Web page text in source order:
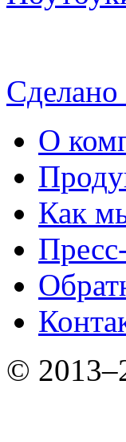
Сделано
О
Как
©